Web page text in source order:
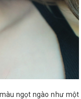
ngọt ngào như một